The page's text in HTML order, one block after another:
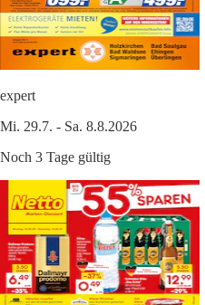
expert
Mi. 29.7. - Sa. 8.8.2026
Noch 3 Tage gültig